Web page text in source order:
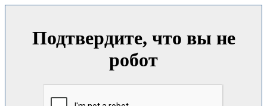
Подтвердите, что вы не
робот